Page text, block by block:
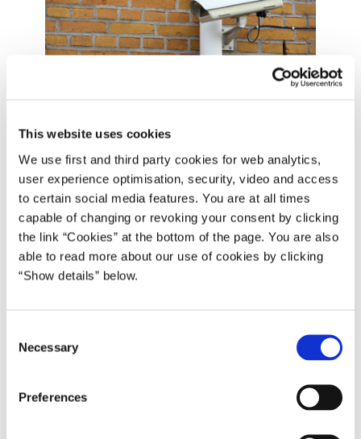
This website uses cookies
We use first and third party cookies for web analytics,
user experience optimisation, security, video and access
to certain social media features. You are at all times
capable of changing or revoking your consent by clicking
the link “Cookies” at the bottom of the page. You are also
able to read more about our use of cookies by clicking
“Show details” below.
Necessary
Preferences
Der har gennem den seneste tid været episoder, hvor flere
borgere og butiksejere har udtrykt utilfredshed med
mulighederne for at videregive overvågningsvideoer til
politiet.
Justitsminister Søren Pape Poulsen vil derfor etablere en
Hensigten med den digitale løsning er at gøre det nemt og
ligetil for borgeren at videregive overvågningsbilleder til
politiet og samtidig være et brugbart værktøj for politiet.